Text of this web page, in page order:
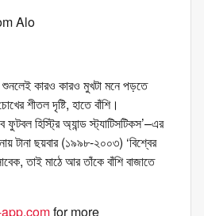
Alo
শুনলেই কারও কারও মুখটা মনে পড়তে
শীতল দৃষ্টি, হাতে বাঁশি।
ফুটবল হিস্ট্রি অ্যান্ড স্ট্যাটিসটিকস’–এর
ছয়বার (১৯৯৮-২০০৩) ‘বিশ্বের
তাই মাঠে আর তাঁকে বাঁশি বাজাতে
for more